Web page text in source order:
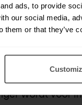
ads, to provide
our social media,
them or that they’ve
impact
wordt voor